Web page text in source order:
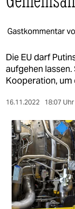
politik
öko
gesellschaft
kultur
nord
wahrheit
verlag
verlag
Gastkommentar
Die EU darf
aufgehen
Kooperation, um
16.11.2022 18:07 Uhr